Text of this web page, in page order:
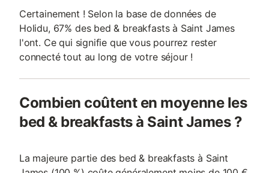
Certainement ! Selon la base de données de
Holidu, 67% des bed & breakfasts à Saint James
l'ont. Ce qui signifie que vous pourrez rester
connecté tout au long de votre séjour !
Combien coûtent en moyenne les
bed & breakfasts à Saint James ?
La majeure partie des bed & breakfasts à Saint